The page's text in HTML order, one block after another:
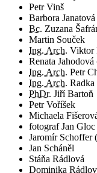
Petr Vinš
Barbora Janatová
Bc. Zuzana
Martin Souček
Ing. Arch. Viktor
Renata
Ing. Arch. Petr
Ing. Arch. Radka
PhDr. Jiří Bartoň
Petr Voříšek
Michaela
fotografJan Gloc
Jaromír Schoffer(
Jan Scháněl
Stáňa Rádlová
Dominika